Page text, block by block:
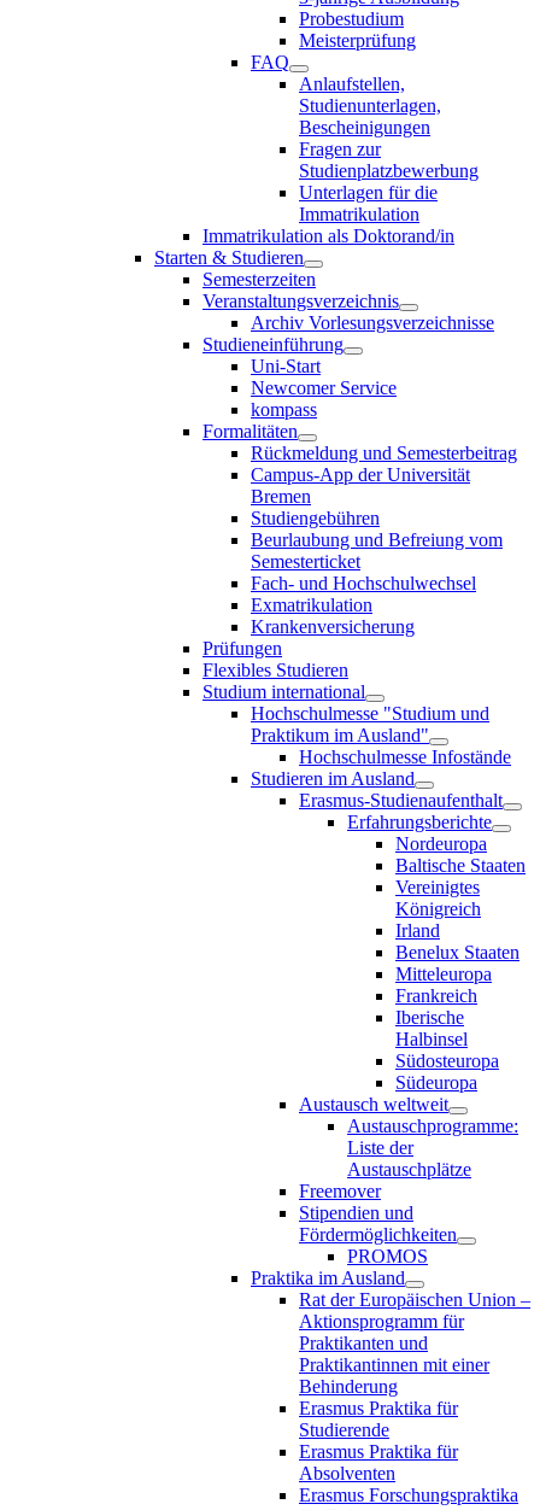
Probestudium
Meisterprüfung
FAQ
Anlaufstellen,
Studienunterlagen,
Bescheinigungen
Fragen zur
Studienplatzbewerbung
Unterlagen für die
Immatrikulation
Immatrikulation als Doktorand/in
Starten & Studieren
Semesterzeiten
Veranstaltungsverzeichnis
Archiv Vorlesungsverzeichnisse
Studieneinführung
Uni-Start
Newcomer Service
kompass
Formalitäten
Rückmeldung und Semesterbeitrag
Campus-App der Universität
Bremen
Studiengebühren
Beurlaubung und Befreiung vom
Semesterticket
Fach- und Hochschulwechsel
Exmatrikulation
Krankenversicherung
Prüfungen
Flexibles Studieren
Studium international
Hochschulmesse "Studium und
Praktikum im Ausland"
Hochschulmesse Infostände
Studieren im Ausland
Erasmus-Studienaufenthalt
Erfahrungsberichte
Nordeuropa
Baltische Staaten
Vereinigtes
Königreich
Irland
Benelux Staaten
Mitteleuropa
Frankreich
Iberische
Halbinsel
Südosteuropa
Südeuropa
Austausch weltweit
Austauschprogramme:
Liste der
Austauschplätze
Freemover
Stipendien und
Fördermöglichkeiten
PROMOS
Praktika im Ausland
Rat der Europäischen Union –
Aktionsprogramm für
Praktikanten und
Praktikantinnen mit einer
Behinderung
Erasmus Praktika für
Studierende
Erasmus Praktika für
Absolventen
Erasmus Forschungspraktika